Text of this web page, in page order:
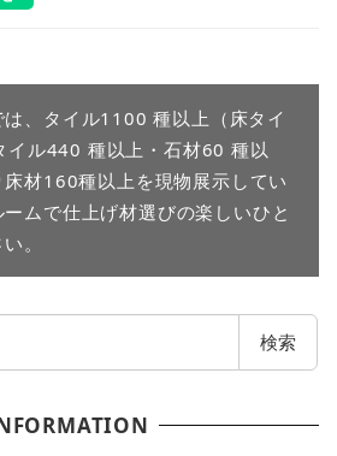
は、タイル1100 種以上（床タイ
イル440 種以上・石材60 種以
材160種以上を現物展示してい
ムで仕上げ材選びの楽しいひと
。
検索